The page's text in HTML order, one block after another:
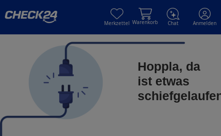
Merkzettel Warenkorb Chat Anmelden
Hoppla, da
ist etwas